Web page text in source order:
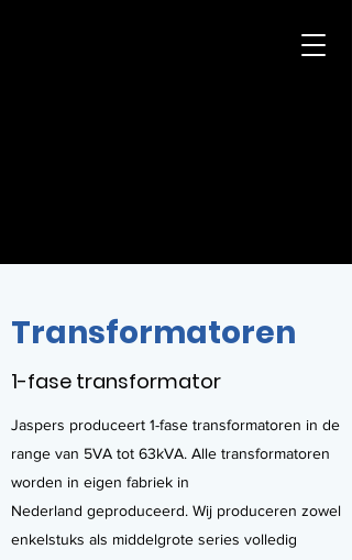
Transformatoren
1-fase transformator
Jaspers produceert 1-fase transformatoren in de
range van 5VA tot 63kVA. Alle transformatoren
worden in eigen fabriek in
Nederland geproduceerd. Wij produceren zowel
enkelstuks als middelgrote series volledig